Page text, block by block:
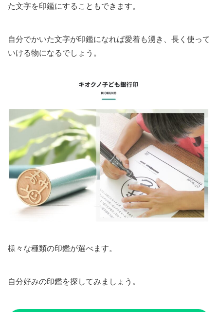
た文字を印鑑にすることもできます。
自分でかいた文字が印鑑になれば愛着も湧き、長く使って
いける物になるでしょう。
様々な種類の印鑑が選べます。
自分好みの印鑑を探してみましょう。